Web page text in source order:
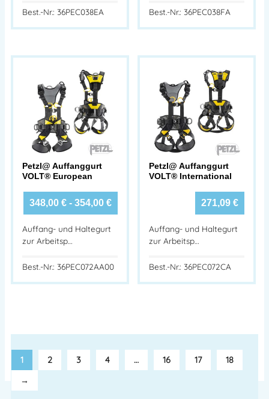
Best.-Nr.: 36PEC038EA Best.-Nr.: 36PEC038FA
Petzl@ Auffanggurt
VOLT® European
348,00 €- 354,00 €
Auffang- und Haltegurt
zur Arbeitsp…
Best.-Nr.: 36PEC072AA00
Petzl@ Auffanggurt
VOLT® International
271,09 €
Auffang- und Haltegurt
zur Arbeitsp…
Best.-Nr.: 36PEC072CA
1 2 3 4 … 16 17
18
→